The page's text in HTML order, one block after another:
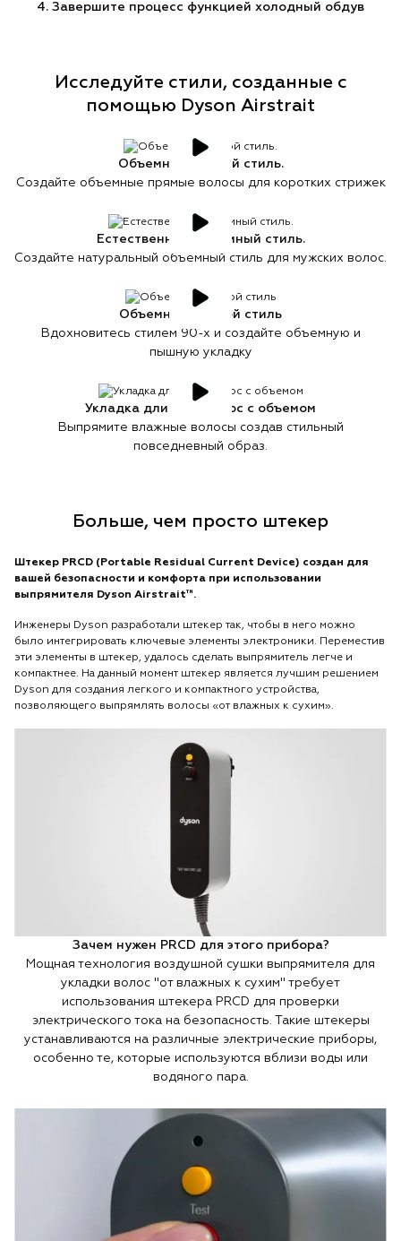
4. Завершите процесс функцией холодный обдув
Исследуйте стили, созданные с
помощью Dyson Airstrait
Объемный прямой стиль.
Создайте объемные прямые волосы для коротких стрижек
Естественный объемный стиль.
Создайте натуральный объемный стиль для мужских волос.
Объемный прямой стиль
Вдохновитесь стилем 90-х и создайте объемную и
пышную укладку
Укладка длинных волос с объемом
Выпрямите влажные волосы создав стильный
повседневный образ.
Больше, чем просто штекер
Штекер PRCD (Portable Residual Current Device) создан для
вашей безопасности и комфорта при использовании
выпрямителя Dyson Airstrait™.
Инженеры Dyson разработали штекер так, чтобы в него можно
было интегрировать ключевые элементы электроники. Переместив
эти элементы в штекер, удалось сделать выпрямитель легче и
компактнее. На данный момент штекер является лучшим решением
Dyson для создания легкого и компактного устройства,
позволяющего выпрямлять волосы «от влажных к сухим».
Зачем нужен PRCD для этого прибора?
Мощная технология воздушной сушки выпрямителя для
укладки волос "от влажных к сухим" требует
использования штекера PRCD для проверки
электрического тока на безопасность. Такие штекеры
устанавливаются на различные электрические приборы,
особенно те, которые используются вблизи воды или
водяного пара.